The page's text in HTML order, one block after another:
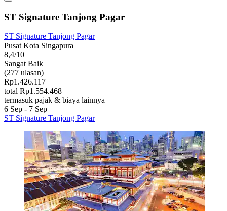
ST Signature Tanjong Pagar
ST Signature Tanjong Pagar
Pusat Kota Singapura
8,4/10
Sangat Baik
(277 ulasan)
Rp1.426.117
total Rp1.554.468
termasuk pajak & biaya lainnya
6 Sep - 7 Sep
ST Signature Tanjong Pagar